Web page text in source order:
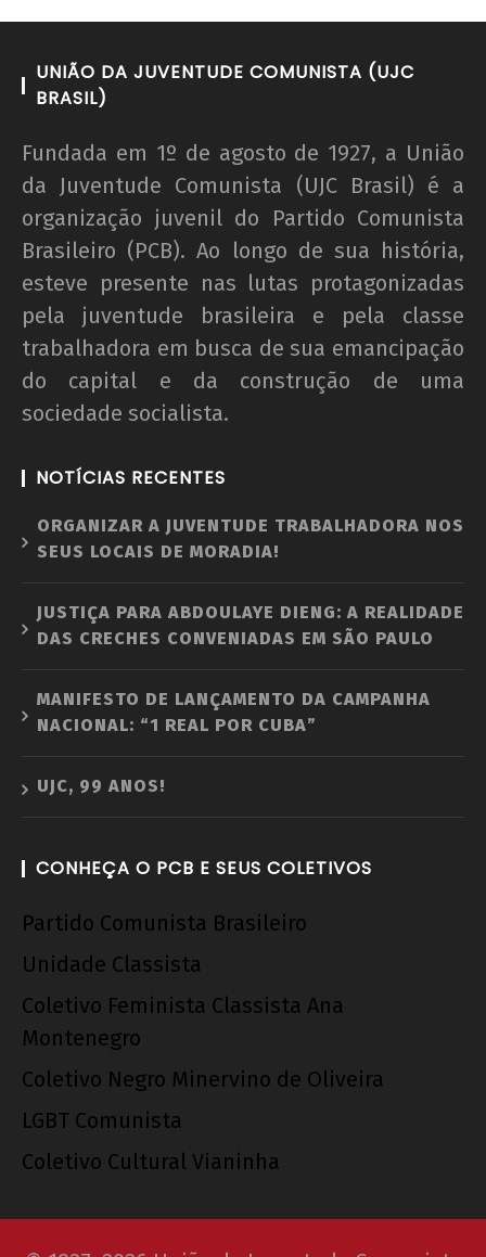
UNIÃO DA JUVENTUDE COMUNISTA (UJC
BRASIL)
Fundada em 1º de agosto de 1927, a União
da Juventude Comunista (UJC Brasil) é a
organização juvenil do Partido Comunista
Brasileiro (PCB). Ao longo de sua história,
esteve presente nas lutas protagonizadas
pela juventude brasileira e pela classe
trabalhadora em busca de sua emancipação
do capital e da construção de uma
sociedade socialista.
NOTÍCIAS RECENTES
ORGANIZAR A JUVENTUDE TRABALHADORA NOS
SEUS LOCAIS DE MORADIA!
JUSTIÇA PARA ABDOULAYE DIENG: A REALIDADE
DAS CRECHES CONVENIADAS EM SÃO PAULO
MANIFESTO DE LANÇAMENTO DA CAMPANHA
NACIONAL: “1 REAL POR CUBA”
UJC, 99 ANOS!
CONHEÇA O PCB E SEUS COLETIVOS
Partido Comunista Brasileiro
Unidade Classista
Coletivo Feminista Classista Ana
Montenegro
Coletivo Negro Minervino de Oliveira
LGBT Comunista
Coletivo Cultural Vianinha